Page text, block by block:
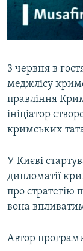
ВІДЕОУРОКИ
СВІДЧЕННЯ
ІНФОГРАФІКА
Русский
Qırımtatar
ДОЛУЧАЙСЯ!
Усі сайти
3 червня в
меджлісу
правління
ініціатор
кримських
У Києві
дипломатії
про стратегію
вона
Автор